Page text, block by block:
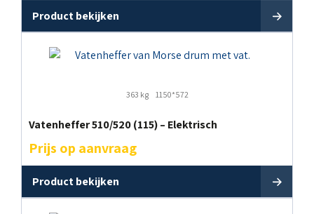
Product bekijken
363 kg 1150*572
Vatenheffer 510/520 (115) – Elektrisch
Prijs op aanvraag
Product bekijken